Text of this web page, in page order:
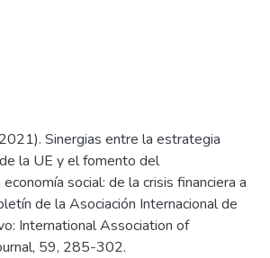
Sinergias entre la estrategia
la UE y el fomento del
social: de la crisis financiera a
de la Asociación Internacional de
International Association of
59, 285-302.